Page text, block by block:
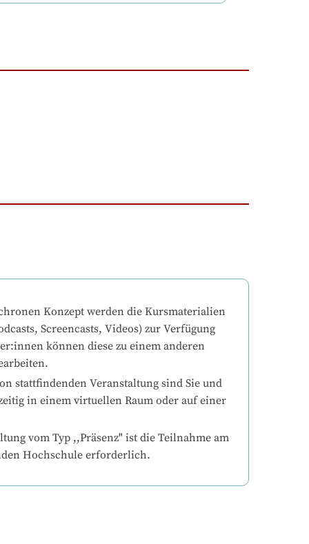
Konzept werden die Kursmaterialien
Screencasts, Videos) zur Verfügung
können diese zu einem anderen
stattfindenden Veranstaltung sind Sie und
in einem virtuellen Raum oder auf einer
vom Typ ,,Präsenz" ist die Teilnahme am
Hochschule erforderlich.